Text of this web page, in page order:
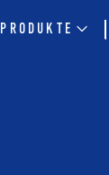
PRODUKTE